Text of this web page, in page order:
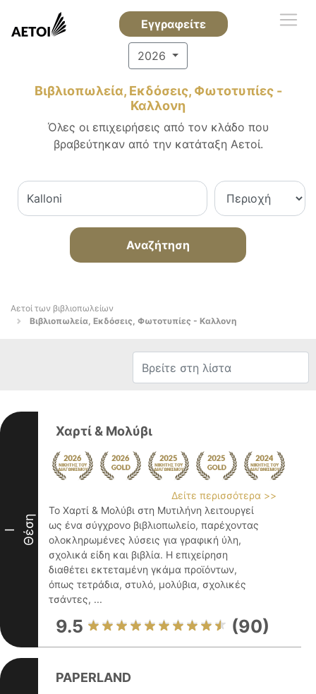
Εγγραφείτε
2026
Βιβλιοπωλεία, Εκδόσεις, Φωτοτυπίες -
Καλλονη
Όλες οι επιχειρήσεις από τον κλάδο που
βραβεύτηκαν από την κατάταξη Αετοί.
Αναζήτηση
Αετοί των βιβλιοπωλείων
Βιβλιοπωλεία, Εκδόσεις, Φωτοτυπίες - Καλλονη
I Θέση
Χαρτί & Μολύβι
Δείτε περισσότερα >>
Το Χαρτί & Μολύβι στη Μυτιλήνη λειτουργεί
ως ένα σύγχρονο βιβλιοπωλείο, παρέχοντας
ολοκληρωμένες λύσεις για γραφική ύλη,
σχολικά είδη και βιβλία. Η επιχείρηση
διαθέτει εκτεταμένη γκάμα προϊόντων,
όπως τετράδια, στυλό, μολύβια, σχολικές
τσάντες, ...
9.5 (90)
PAPERLAND